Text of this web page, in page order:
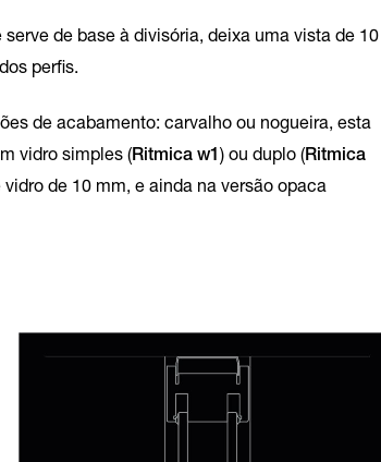
de base à divisória, deixa uma vista de 10
perfis.
de acabamento: carvalho ou nogueira, esta
vidro simples (Ritmica w1 ) ou duplo (Ritmica
vidro de 10 mm, e ainda na versão opaca